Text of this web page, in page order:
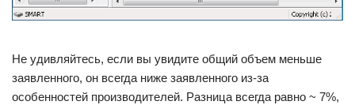
Не удивляйтесь, если вы увидите общий объем меньше
заявленного, он всегда ниже заявленного из-за
особенностей производителей. Разница всегда равно ~ 7%,